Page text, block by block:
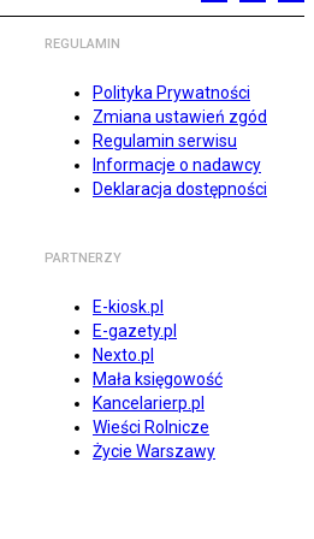
REGULAMIN
Polityka Prywatności
Zmiana ustawień zgód
Regulamin serwisu
Informacje o nadawcy
Deklaracja dostępności
PARTNERZY
E-kiosk.pl
E-gazety.pl
Nexto.pl
Mała księgowość
Kancelarierp.pl
Wieści Rolnicze
Życie Warszawy